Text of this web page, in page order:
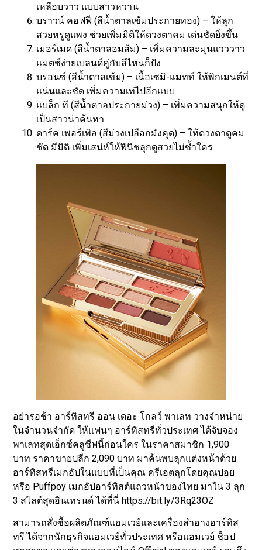
เหลือบวาว แบบสาวหวาน
บราวน์ คอฟฟี่ (สีน้ำตาลเข้มประกายทอง) – ให้ลุก
สวยหรูดูแพง ช่วยเพิ่มมิติให้ดวงตาคม เด่นชัดยิ่งขึ้น
เมอร์เมด (สีน้ำตาลอมส้ม) – เพิ่มความละมุนแวววาว
แมตช์ง่ายเบลนด์คู่กับสีไหนก็ปัง
บรอนซ์ (สีน้ำตาลเข้ม) – เนื้อเซมิ-แมทท์ ให้พิกเมนต์ที่
แน่นและชัด เพิ่มความเท่ไปอีกแบบ
แบล็ก ที (สีน้ำตาลประกายม่วง) – เพิ่มความสนุกให้ดู
เป็นสาวน่าค้นหา
ดาร์ค เพอร์เพิล (สีม่วงเปลือกมังคุด) – ให้ดวงตาดูคม
ชัด มีมิติ เพิ่มเสน่ห์ให้ฟินิชลุกดูสวยไม่ซ้ำใคร
อย่ารอช้า อาร์ทิสทรี ออน เดอะ โกลว์ พาเลท วางจำหน่าย
ในจำนวนจำกัด ให้แฟนๆ อาร์ทิสทรีทั่วประเทศ ได้จับจอง
พาเลทสุดเอ็กซ์คลูซีฟนี้ก่อนใคร ในราคาสมาชิก 1,900
บาท ราคาขายปลีก 2,090 บาท มาค้นพบลุกแต่งหน้าด้วย
อาร์ทิสทรีเมกอัปในแบบที่เป็นคุณ ครีเอตลุกโดยคุณปอย
หรือ Puffpoy เมกอัปอาร์ทิสต์แถวหน้าของไทย มาใน 3 ลุก
3 สไลต์สุดอินเทรนด์ ได้ที่นี่ https://bit.ly/3Rq23OZ
สามารถสั่งซื้อผลิตภัณฑ์แอมเวย์และเครื่องสำอางอาร์ทิส
ทรี ได้จากนักธุรกิจแอมเวย์ทั่วประเทศ หรือแอมเวย์ ช็อป